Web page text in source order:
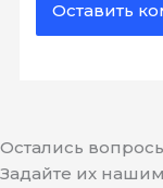
Остались
Задайте их